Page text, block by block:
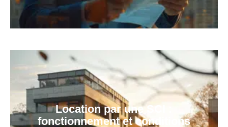
Location par une SCI :
fonctionnement et conditions